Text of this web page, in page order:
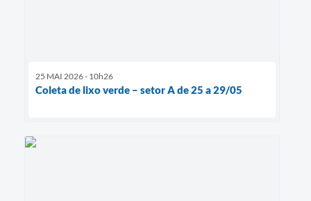
25 MAI 2026 - 10h26
Coleta de lixo verde – setor A de 25 a 29/05